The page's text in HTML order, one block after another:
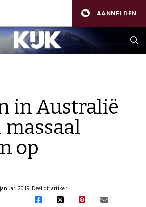
AANMELDEN
in Australië
massaal
op
2019 Deel dit artikel: